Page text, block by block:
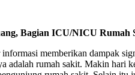
Bagian ICU/NICU Rumah
memberikan dampak
adalah rumah sakit. Makin